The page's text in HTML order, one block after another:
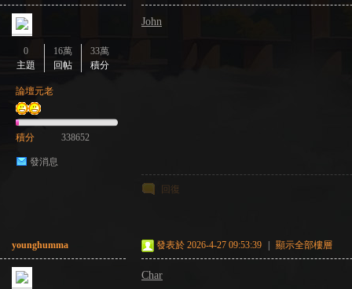
0
主題
16萬
回帖
33萬
積分
論壇元老
積分 338652
發消息
John
回復
younghumma 發表於 2026-4-27 09:53:39 顯示全部樓層
Char